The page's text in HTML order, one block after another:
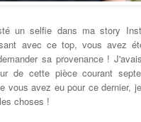
un selfie dans ma story
avec ce top, vous avez
sa provenance !
de cette pièce courant
vous avez eu pour ce dernier,
choses !